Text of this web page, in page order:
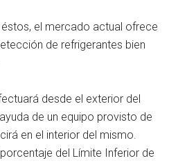
el mercado actual ofrece
de refrigerantes bien
desde el exterior del
de un equipo provisto de
en el interior del mismo.
del Límite Inferior de